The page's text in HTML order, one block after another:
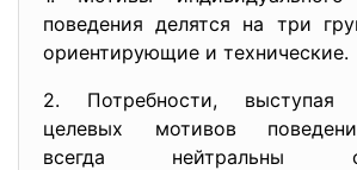
поведения делятся на три
ориентирующие и технические.
2. Потребности, выступая
целевых мотивов
всегда